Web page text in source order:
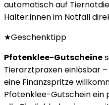
automatisch auf
Halter:innen im Notfall
★Geschenktipp
Pfotenklee-Gutscheine
Tierarztpraxen einlösbar
eine Finanzspritze
Pfotenklee-Gutschein ein